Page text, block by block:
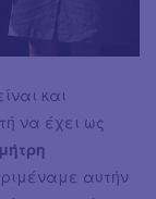
και
να έχει ως
αυτήν